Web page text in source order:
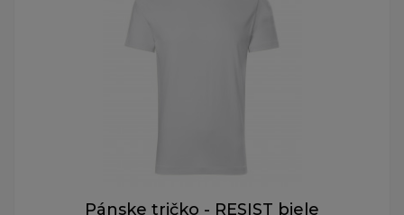
Pánske tričko - RESIST biele